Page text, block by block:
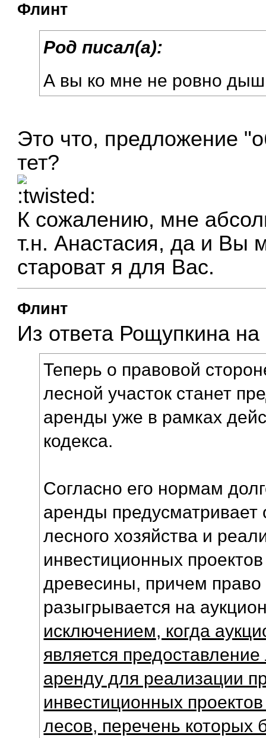
Флинт
Род писал(а):
А вы ко мне не ровно
Это что, предложение
тет?
К сожалению, мне
т.н. Анастасия, да и Вы
староват я для Вас.
Флинт
Из ответа Рощупкина
Теперь о правовой
лесной участок станет
аренды уже в рамках
кодекса.
Согласно его нормам
аренды предусматривает
лесного хозяйства и
инвестиционных
древесины, причем
разыгрывается на
исключением, когда
является
аренду для реализации
инвестиционных
лесов, перечень которых